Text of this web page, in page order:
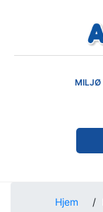
MILJØ
Hjem /